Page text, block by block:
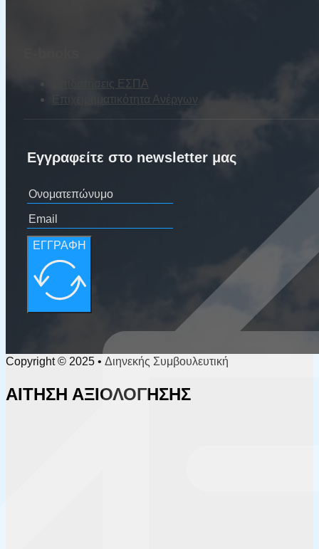
Επιδοτήσεις ΕΣΠΑ
Επιχειρηματικότητα Ανέργων
Εγγραφείτε στο newsletter μας
ΕΓΓΡΑΦΗ
Copyright © 2025 • Διηνεκής Συμβουλευτική
ΑΙΤΗΣΗ ΑΞΙΟΛΟΓΗΣΗΣ